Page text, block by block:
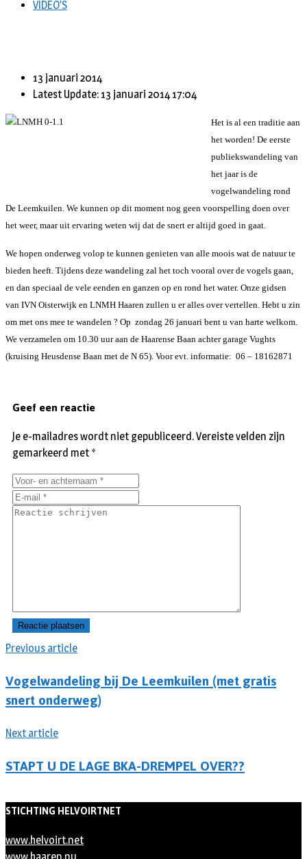
VIDEO’S
13 januari 2014
Latest Update: 13 januari 2014 17:04
Het is al een traditie aan
het worden! De eerste
publiekswandeling van
het jaar is de
vogelwandeling rond
De Leemkuilen. We kunnen op dit moment nog geen voorspelling doen over
het weer, maar uit ervaring weten wij dat de snert er altijd goed in gaat.
We hopen onderweg volop te kunnen genieten van alle moois wat de natuur te
bieden heeft. Tijdens deze wandeling zal het toch vooral over de vogels gaan,
en dan speciaal de vele eenden en ganzen op en rond het water. Onze gidsen
van IVN Oisterwijk en LNMH Haaren zullen u er alles over vertellen. Hebt u zin
om met ons mee te wandelen ? Op zondag 26 januari bent u van harte welkom.
We verzamelen om 10.30 uur aan de Haarense Baan achter garage Vughts
(kruising Heusdense Baan met de N 65). Voor evt. informatie: 06 – 18162871
Previous article
Vogelwandeling bij De Leemkuilen (met gratis
snert onderweg)
Next article
STAPT U DE LAGE BKA-DREMPEL OVER??
Geef een reactie
Je e-mailadres wordt niet gepubliceerd.Vereiste velden zijn
gemarkeerd met *
STICHTING HELVOIRTNET
www.helvoirt.net